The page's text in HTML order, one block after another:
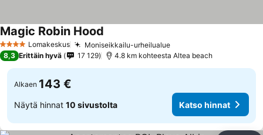
4 TähtiluokitusLomakeskus Moniseikkailu-urheilualue
Magic Robin Hood
8,3 Erittäin hyvä 17 129 4.8 km kohteesta Altea beach
Alkaen 143 €
Näytä hinnat 10 sivustolta Katso hinnat